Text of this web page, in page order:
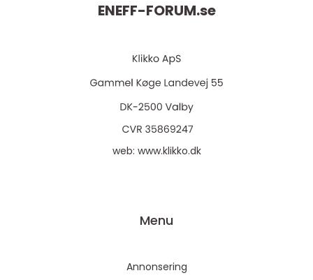
ENEFF-FORUM.se
web: www.klikko.dk
Menu
Annonsering